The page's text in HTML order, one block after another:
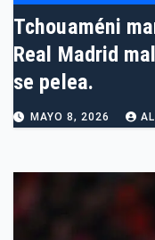
Tchouaméni
Real Madrid
se pelea.
MAYO 8, 2026